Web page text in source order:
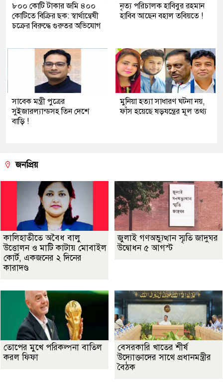
৮০০ কোটি টাকার জমি ৪০০
কোটিতে বিক্রির ছক: স্বার্থান্বেষী
চক্রের বিরুদ্ধে গুরুতর অভিযোগ
নৃত্য পরিচালক হাবিবুর রহমান
হাবিব আছেন বহাল তবিয়তে !
সাবেক মন্ত্রী পুত্রের
সুইজারল্যান্ডসহ তিন দেশে
বাড়ি !
মুনিয়া হত্যা সাধারণ ঘটনা নয়,
ফাঁস হয়েছে ষড়যন্ত্রের মূল তথ্য
জনপ্রিয়
কালিহাতীতে অবৈধ বালু
উত্তোলন ও মাটি কাটায় মোবাইল
কোর্ট, একজনের ২ দিনের
কারাদণ্ড
জুলাই গণঅভ্যুত্থান স্মৃতি জাদুঘর
উদ্বোধন ৫ আগস্ট
তোপের মুখে পরিকল্পনা বাতিল
করল ফিফা
বেসরকারি খাতের শীর্ষ
উদ্যোক্তাদের সাথে প্রধানমন্ত্রীর
বৈঠক